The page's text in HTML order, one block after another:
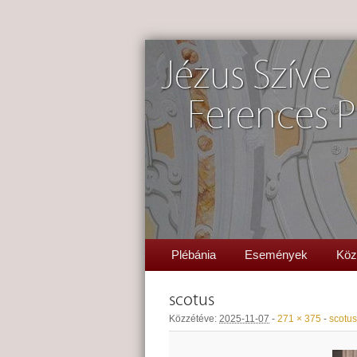
Jézus Szíve
Ferences
Plébánia Események
scotus
Közzétéve: 2025-11-07 - 271 × 375 - scotus